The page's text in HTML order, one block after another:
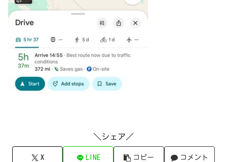
＼シェア／
X LINE コピー コメント